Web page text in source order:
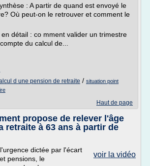
: A partir de quand est envoyé le
Où peut-on le retrouver et comment le
détail : co mment valider un trimestre
du calcul de...
d une pension de retraite / situation point
Haut de page
propose de relever l'âge
retraite à 63 ans à partir de
voir la vidéo
dictée par l'écart
pensions, le